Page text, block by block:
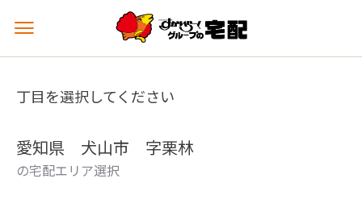
メ
ュ
を
丁目を選択してください
愛知県 犬山市 字栗林
の宅配エリア選択